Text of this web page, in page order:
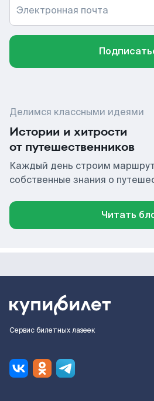
Электронная почта
Делимся классными идеями
Истории и хитрости
от путешественников
Каждый день строим
собственные знания о
Читать
Сервис билетных лазеек